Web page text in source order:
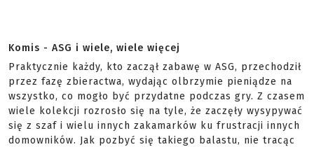
Komis - ASG i wiele, wiele więcej
Praktycznie każdy, kto zaczął zabawę w ASG, przechodził
przez fazę zbieractwa, wydając olbrzymie pieniądze na
wszystko, co mogło być przydatne podczas gry. Z czasem
wiele kolekcji rozrosło się na tyle, że zaczęły wysypywać
się z szaf i wielu innych zakamarków ku frustracji innych
domowników. Jak pozbyć się takiego balastu, nie tracąc